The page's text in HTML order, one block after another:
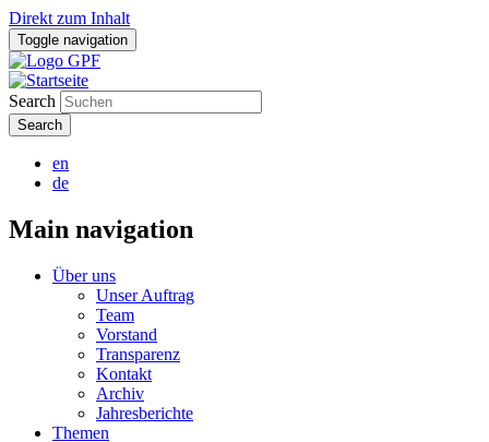
Direkt zum Inhalt
Toggle navigation
Search
en
de
Main navigation
Über uns
Unser Auftrag
Team
Vorstand
Transparenz
Kontakt
Archiv
Jahresberichte
Themen